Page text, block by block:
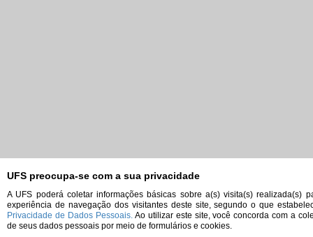
UFS preocupa-se com a sua privacidade
A UFS poderá coletar informações básicas sobre a(s) visita(s) realizada(s)
experiência de navegação dos visitantes deste site, segundo o que
Privacidade de Dados Pessoais.Ao utilizar este site, você concorda com a
de seus dados pessoais por meio de formulários e cookies.